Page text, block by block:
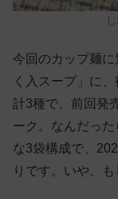
今回のカップ麺
く入スープ」に
計3種で、前回発
ーク。なんだっ
な3袋構成で、
りです。いや、